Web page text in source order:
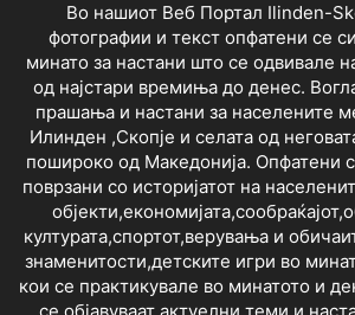
Во нашиот Веб Портал Ilinden-
фотографии и текст опфатени се
минато за настани што се одвивале
од најстари времиња до денес.
прашања и настани за населените
Илинден ,Скопје и селата од
пошироко од Македонија. Опфатени
поврзани со историјатот на
културата,спортот,верувања и
знаменитости,детските игри во
кои се практикувале во минатото и